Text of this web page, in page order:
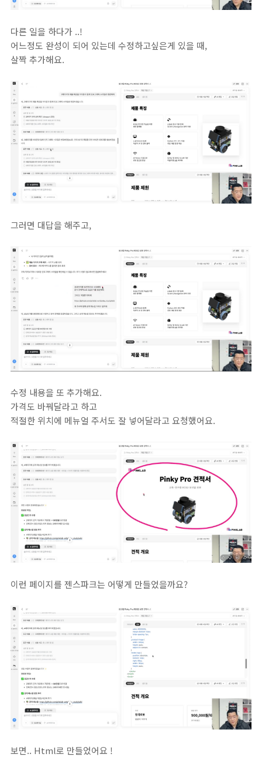
다른 일을 하다가 ..!
어느정도 완성이 되어 있는데 수정하고싶은게 있을 때,
살짝 추가해요.
그러면 대답을 해주고,
수정 내용을 또 추가해요.
가격도 바꿔달라고 하고
적절한 위치에 메뉴얼 주서도 잘 넣어달라고 요청했어요.
이런 페이지를 젠스파크는 어떻게 만들었을까요?
보면.. Html로 만들었어요 !